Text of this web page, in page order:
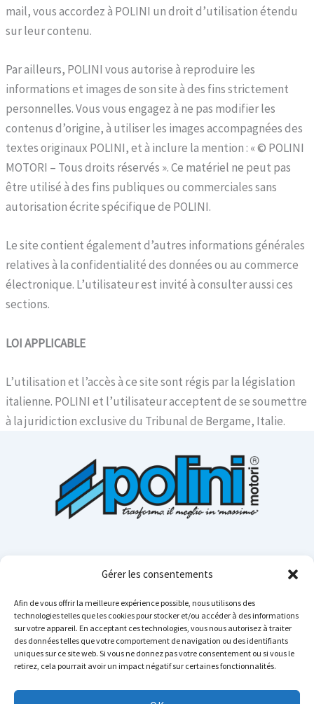
Gérer les consentements
Afin de vous offrir la meilleure expérience possible, nous utilisons des
technologies telles que les cookies pour stocker et/ou accéder à des informations
sur votre appareil. En acceptant ces technologies, vous nous autorisez à traiter
des données telles que votre comportement de navigation ou des identifiants
uniques sur ce site web. Si vous ne donnez pas votre consentement ou si vous le
retirez, cela pourrait avoir un impact négatif sur certaines fonctionnalités.
mail, vous accordez à POLINI un droit d’utilisation étendu
sur leur contenu.
Par ailleurs, POLINI vous autorise à reproduire les
informations et images de son site à des fins strictement
personnelles. Vous vous engagez à ne pas modifier les
contenus d’origine, à utiliser les images accompagnées des
textes originaux POLINI, et à inclure la mention : « © POLINI
MOTORI – Tous droits réservés ». Ce matériel ne peut pas
être utilisé à des fins publiques ou commerciales sans
autorisation écrite spécifique de POLINI.
Le site contient également d’autres informations générales
relatives à la confidentialité des données ou au commerce
électronique. L’utilisateur est invité à consulter aussi ces
sections.
LOI APPLICABLE
L’utilisation et l’accès à ce site sont régis par la législation
italienne. POLINI et l’utilisateur acceptent de se soumettre
à la juridiction exclusive du Tribunal de Bergame, Italie.
Cerca
Instagram
YouTube
TikTok
Facebook
LinkedIn
WhatsApp
Telegram